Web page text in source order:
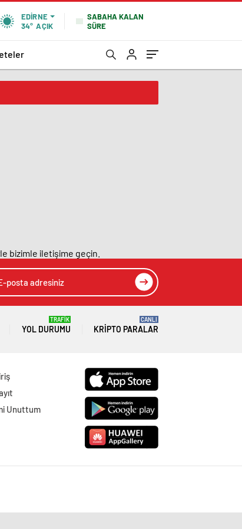
EDIRNE
34° AÇIK
SABAHA KALAN
SÜRE
bizimle iletişime geçin.
YOL DURUMU
TRAFİK
KRIPTO PARALAR
CANLI
Unuttum